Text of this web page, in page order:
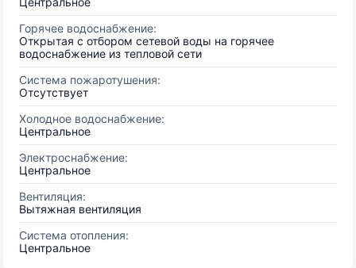
Горячее водоснабжение:
Открытая с отбором сетевой воды на горячее
водоснабжение из тепловой сети
Система пожаротушения:
Отсутствует
Холодное водоснабжение:
Центральное
Электроснабжение:
Центральное
Вентиляция:
Вытяжная вентиляция
Система отопления:
Центральное